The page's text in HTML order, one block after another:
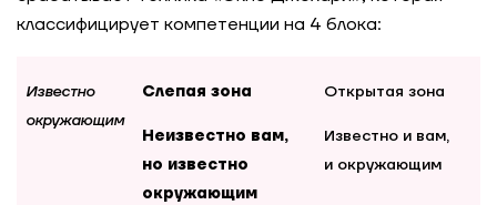
классифицирует компетенции на 4 блока:
Известно
окружающим
Слепая зона
Неизвестно вам,
но известно
окружающим
Открытая зона
Известно и вам,
и окружающим